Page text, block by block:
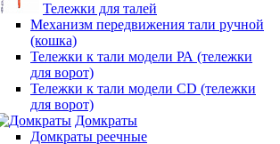
Тележки для талей
Механизм передвижения тали ручной
(кошка)
Тележки к тали модели РА (тележки
для ворот)
Тележки к тали модели CD (тележки
для ворот)
Домкраты
Домкраты реечные